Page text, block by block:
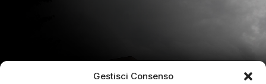
Gestisci Consenso